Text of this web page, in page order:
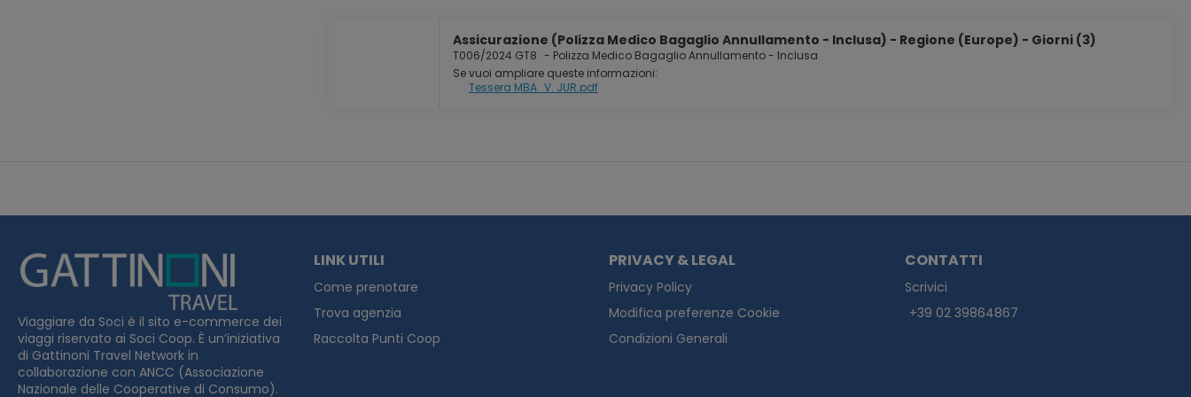
Assicurazione (Polizza Medico Bagaglio Annullamento - Inclusa) - Regione (Europe) - Giorni (3)
T006/2024 GT8 - Polizza Medico Bagaglio Annullamento - Inclusa
Se vuoi ampliare queste informazioni:
Tessera MBA_V. JUR.pdf
Viaggiare da Soci è il sito e-commerce dei
viaggi riservato ai Soci Coop. È un’iniziativa
di Gattinoni Travel Network in
collaborazione con ANCC (Associazione
Nazionale delle Cooperative di Consumo).
LINK UTILI
Come prenotare
Trova agenzia
Raccolta Punti Coop
PRIVACY & LEGAL
Privacy Policy
Modifica preferenze Cookie
Condizioni Generali
CONTATTI
Scrivici
+39 02 39864867